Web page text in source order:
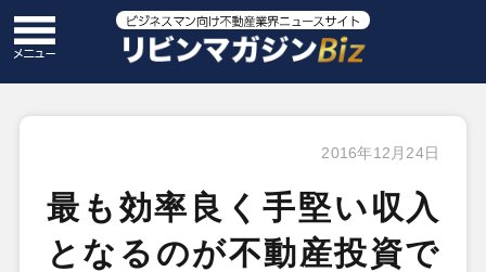
2016年12月24日
最も効率良く手堅い収入
となるのが不動産投資で